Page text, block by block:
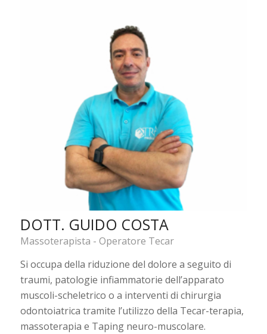
DOTT. GUIDO COSTA
Massoterapista - Operatore Tecar
Si occupa della riduzione del dolore a seguito di
traumi, patologie infiammatorie dell’apparato
muscoli-scheletrico o a interventi di chirurgia
odontoiatrica tramite l’utilizzo della Tecar-terapia,
massoterapia e Taping neuro-muscolare.